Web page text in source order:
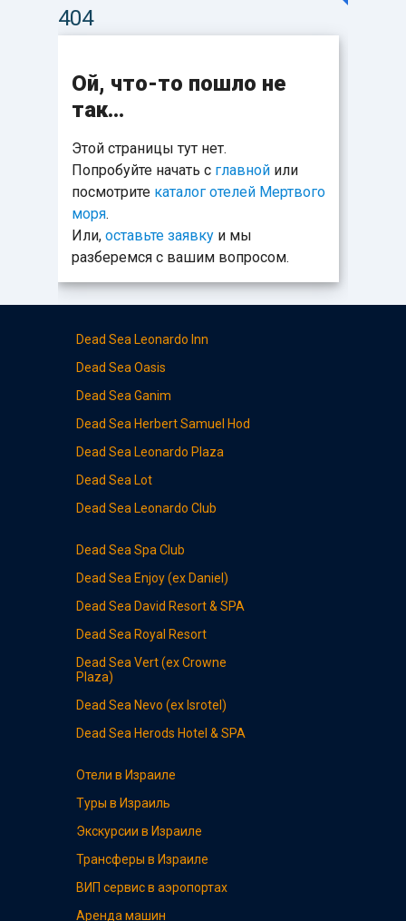
404
Ой, что-то пошло не
так...
Этой страницы тут нет.
Попробуйте начать с главной или
посмотрите каталог отелей Мертвого
моря.
Или, оставьте заявку и мы
разберемся с вашим вопросом.
Dead Sea Leonardo Inn
Dead Sea Oasis
Dead Sea Ganim
Dead Sea Herbert Samuel Hod
Dead Sea Leonardo Plaza
Dead Sea Lot
Dead Sea Leonardo Club
Dead Sea Spa Club
Dead Sea Enjoy (ex Daniel)
Dead Sea David Resort & SPA
Dead Sea Royal Resort
Dead Sea Vert (ex Crowne
Plaza)
Dead Sea Nevo (ex Isrotel)
Dead Sea Herods Hotel & SPA
Отели в Израиле
Туры в Израиль
Экскурсии в Израиле
Трансферы в Израиле
ВИП сервис в аэропортах
Аренда машин